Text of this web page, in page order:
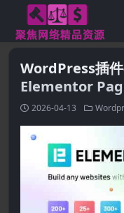
WordPress插
Elementor
2026-04-13